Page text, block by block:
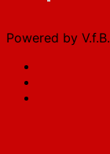
Powered by